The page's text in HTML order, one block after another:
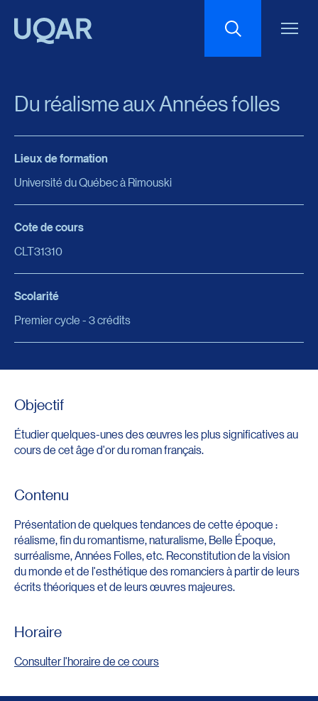
Espacement du texte
Du réalisme aux Années folles
Lieux de formation
Université du Québec à Rimouski
Cote de cours
CLT31310
Scolarité
Premier cycle - 3 crédits
Objectif
Étudier quelques-unes des œuvres les plus significatives au
cours de cet âge d'or du roman français.
Contenu
Présentation de quelques tendances de cette époque :
réalisme, fin du romantisme, naturalisme, Belle Époque,
surréalisme, Années Folles, etc. Reconstitution de la vision
du monde et de l'esthétique des romanciers à partir de leurs
écrits théoriques et de leurs œuvres majeures.
Horaire
Consulter l'horaire de ce cours